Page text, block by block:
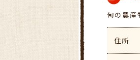
旬の農産
住所